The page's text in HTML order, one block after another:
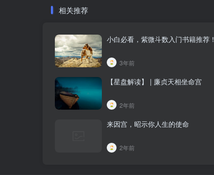
相关推荐
小白必看，紫微斗数入门书籍推荐！
3年前
【星盘解读】 | 廉贞天相坐命宫
2年前
来因宫，昭示你人生的使命
2年前